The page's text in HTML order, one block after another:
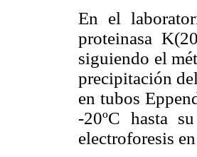
En el
proteinasa
siguiendo el
precipitación
en tubos
-20ºC hasta
electroforesis